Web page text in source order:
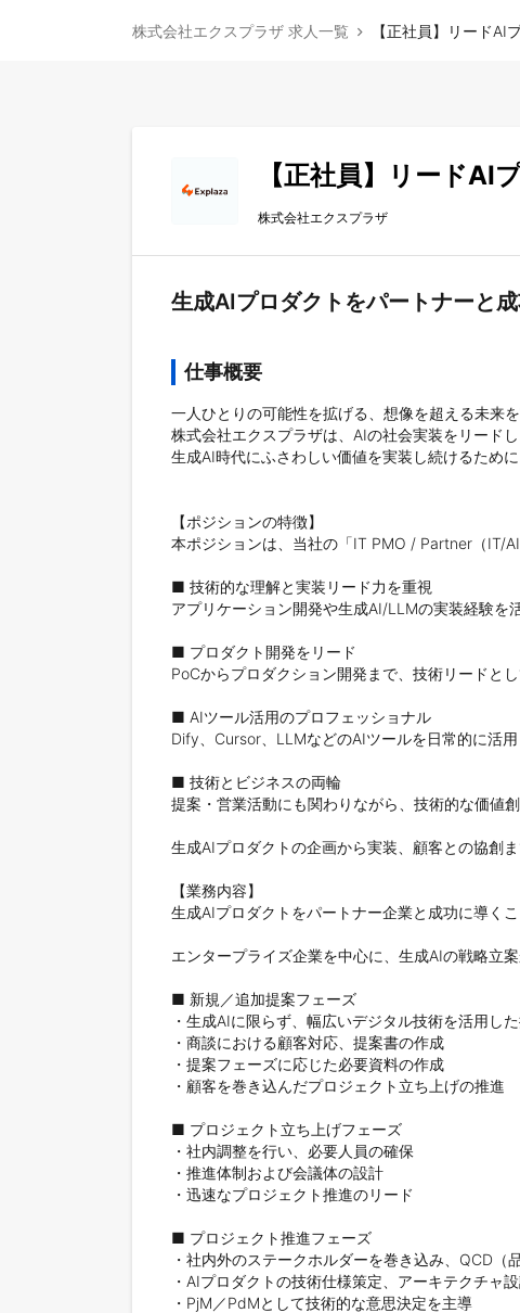
株式会社エクスプラザ 求人一覧 【正社員】リードAI
【正社員】リードAI
株式会社エクスプラザ
生成AIプロダクトをパートナーと
仕事概要
一人ひとりの可能性を拡げる、想像を超える未来を
株式会社エクスプラザは、AIの社会実装をリード
生成AI時代にふさわしい価値を実装し続けるため
【ポジションの特徴】
本ポジションは、当社の「IT PMO / Partner（IT/
■ 技術的な理解と実装リード力を重視
アプリケーション開発や生成AI/LLMの実装経験を
■ プロダクト開発をリード
PoCからプロダクション開発まで、技術リードと
■ AIツール活用のプロフェッショナル
Dify、Cursor、LLMなどのAIツールを日常的に活
■ 技術とビジネスの両輪
提案・営業活動にも関わりながら、技術的な価値創
生成AIプロダクトの企画から実装、顧客との協創
【業務内容】
生成AIプロダクトをパートナー企業と成功に導くこ
エンタープライズ企業を中心に、生成AIの戦略立
■ 新規／追加提案フェーズ
・生成AIに限らず、幅広いデジタル技術を活用し
・商談における顧客対応、提案書の作成
・提案フェーズに応じた必要資料の作成
・顧客を巻き込んだプロジェクト立ち上げの推進
■ プロジェクト立ち上げフェーズ
・社内調整を行い、必要人員の確保
・推進体制および会議体の設計
・迅速なプロジェクト推進のリード
■ プロジェクト推進フェーズ
・社内外のステークホルダーを巻き込み、QCD
・AIプロダクトの技術仕様策定、アーキテクチャ
・PjM／PdMとして技術的な意思決定を主導